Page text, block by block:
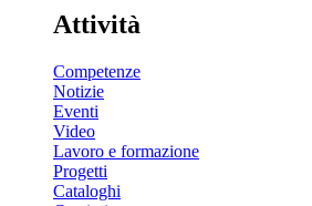
Attività
Competenze
Notizie
Eventi
Video
Lavoro e formazione
Progetti
Cataloghi